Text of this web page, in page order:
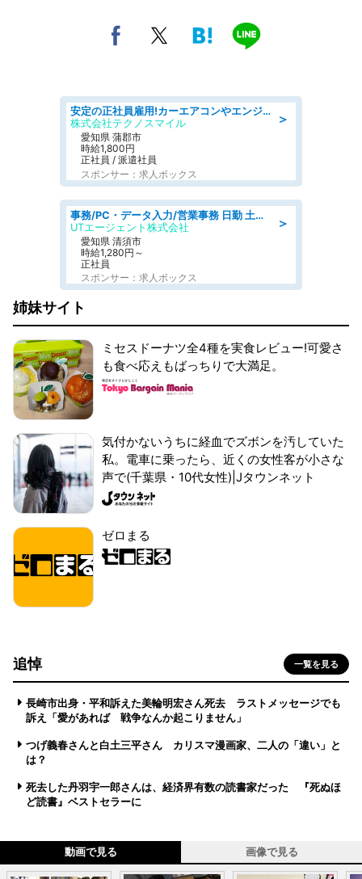
＞
安定の正社員雇用!カーエアコンやエンジンの製造・加工業務 denso aichi
株式会社テクノスマイル
愛知県 蒲郡市
時給1,800円
正社員 / 派遣社員
スポンサー：求人ボックス
＞
事務/PC・データ入力/営業事務 日勤 土日休み 残業少なめ 車通勤OK 総合事務
UTエージェント株式会社
愛知県 清須市
時給1,280円～
正社員
スポンサー：求人ボックス
姉妹サイト
ミセスドーナツ全4種を実食レビュー!可愛さ
も食べ応えもばっちりで大満足。
気付かないうちに経血でズボンを汚していた
私。電車に乗ったら、近くの女性客が小さな
声で(千葉県・10代女性)|Jタウンネット
ゼロまる
追悼 一覧を見る
長崎市出身・平和訴えた美輪明宏さん死去 ラストメッセージでも
訴え「愛があれば 戦争なんか起こりません」
つげ義春さんと白土三平さん カリスマ漫画家、二人の「違い」と
は？
死去した丹羽宇一郎さんは、経済界有数の読書家だった 『死ぬほ
ど読書』ベストセラーに
動画で見る 画像で見る